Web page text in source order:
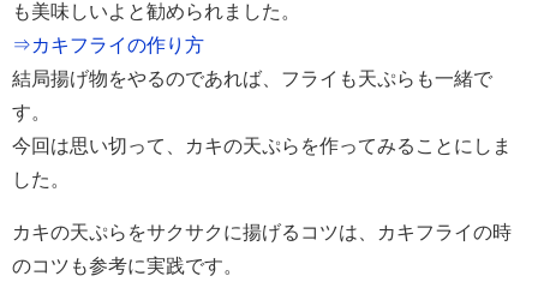
も美味しいよと勧められました。
⇒カキフライの作り方
結局揚げ物をやるのであれば、フライも天ぷらも一緒で
す。
今回は思い切って、カキの天ぷらを作ってみることにしま
した。
カキの天ぷらをサクサクに揚げるコツは、カキフライの時
のコツも参考に実践です。